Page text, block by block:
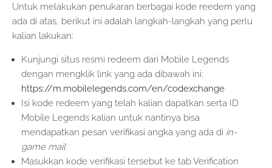
Untuk melakukan penukaran berbagai kode reedem yang
ada di atas, berikut ini adalah langkah-langkah yang perlu
kalian lakukan:
Kunjungi situs resmi redeem dari Mobile Legends
dengan mengklik link yang ada dibawah ini:
https://m.mobilelegends.com/en/codexchange
Isi kode redeem yang telah kalian dapatkan serta ID
Mobile Legends kalian untuk nantinya bisa
mendapatkan pesan verifikasi angka yang ada di in-
game mail
Masukkan kode verifikasi tersebut ke tab Verification